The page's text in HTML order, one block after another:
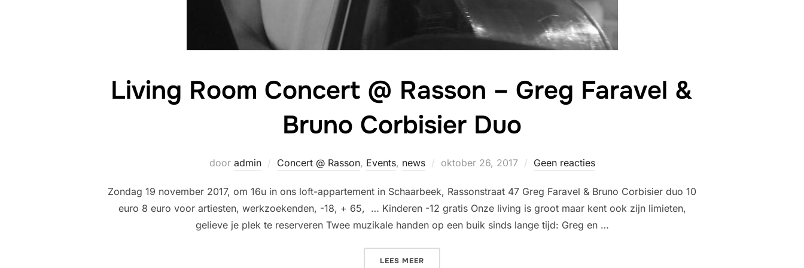
Living Room Concert @ Rasson – Greg Faravel &
Bruno Corbisier Duo
door admin Concert @ Rasson, Events, news
Geplaatst
oktober 26, 2017 Geen reacties
Zondag 19 november 2017, om 16u in ons loft-appartement in Schaarbeek, Rassonstraat 47 Greg Faravel & Bruno Corbisier duo 10
euro 8 euro voor artiesten, werkzoekenden, -18, + 65, … Kinderen -12 gratis Onze living is groot maar kent ook zijn limieten,
gelieve je plek te reserveren Twee muzikale handen op een buik sinds lange tijd: Greg en …
LEES MEER